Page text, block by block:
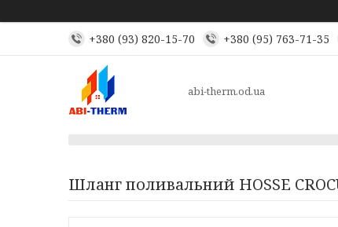
+380 (93) 820-15-70 +380 (95) 763-71-35
abi-therm.od.ua
Шланг поливальний HOSSE